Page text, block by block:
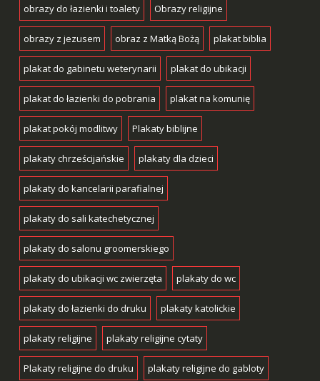
obrazy do łazienki i toalety Obrazy religijne
obrazy z jezusem obraz z Matką Bożą plakat biblia
plakat do gabinetu weterynarii plakat do ubikacji
plakat do łazienki do pobrania plakat na komunię
plakat pokój modlitwy Plakaty biblijne
plakaty chrześcijańskie plakaty dla dzieci
plakaty do kancelarii parafialnej
plakaty do sali katechetycznej
plakaty do salonu groomerskiego
plakaty do ubikacji wc zwierzęta plakaty do wc
plakaty do łazienki do druku plakaty katolickie
plakaty religijne plakaty religijne cytaty
Plakaty religijne do druku plakaty religijne do gabloty